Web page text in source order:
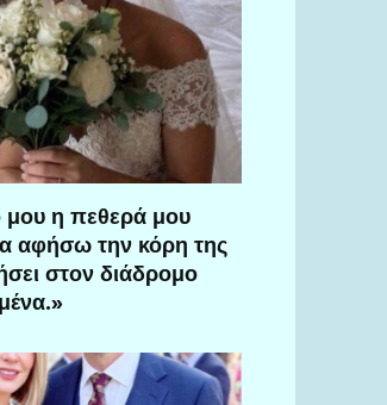
μου η πεθερά μου
αφήσω την κόρη της
στον διάδρομο